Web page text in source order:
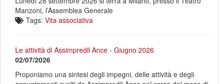
Manzoni, l’Assemblea Generale
Tags: Vita associativa
Le attività di Assimpredil Ance - Giugno 2026
02/07/2026
Proponiamo una sintesi degli impegni, delle attività e degli